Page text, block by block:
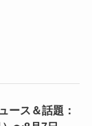
ース＆話題：